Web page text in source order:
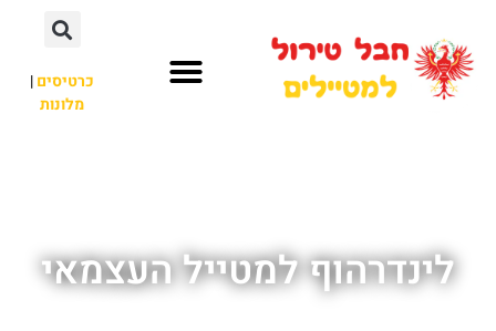
כרטיסים|
מלונות
לינדרהוף למטייל העצמאי